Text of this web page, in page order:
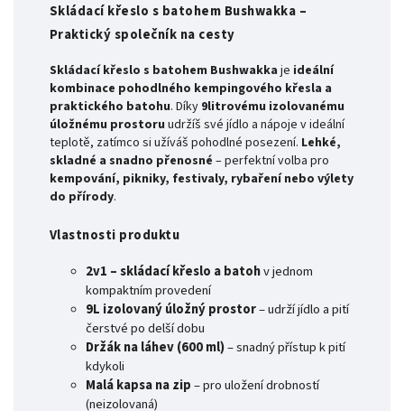
Skládací křeslo s batohem Bushwakka –
Praktický společník na cesty
Skládací křeslo s batohem Bushwakka je ideální
kombinace pohodlného kempingového křesla a
praktického batohu. Díky 9litrovému izolovanému
úložnému prostoru udržíš své jídlo a nápoje v ideální
teplotě, zatímco si užíváš pohodlné posezení. Lehké,
skladné a snadno přenosné – perfektní volba pro
kempování, pikniky, festivaly, rybaření nebo výlety
do přírody.
Vlastnosti produktu
2v1 – skládací křeslo a batohv jednom
kompaktním provedení
9L izolovaný úložný prostor– udrží jídlo a pití
čerstvé po delší dobu
Držák na láhev (600 ml)– snadný přístup k pití
kdykoli
Malá kapsa na zip– pro uložení drobností
(neizolovaná)